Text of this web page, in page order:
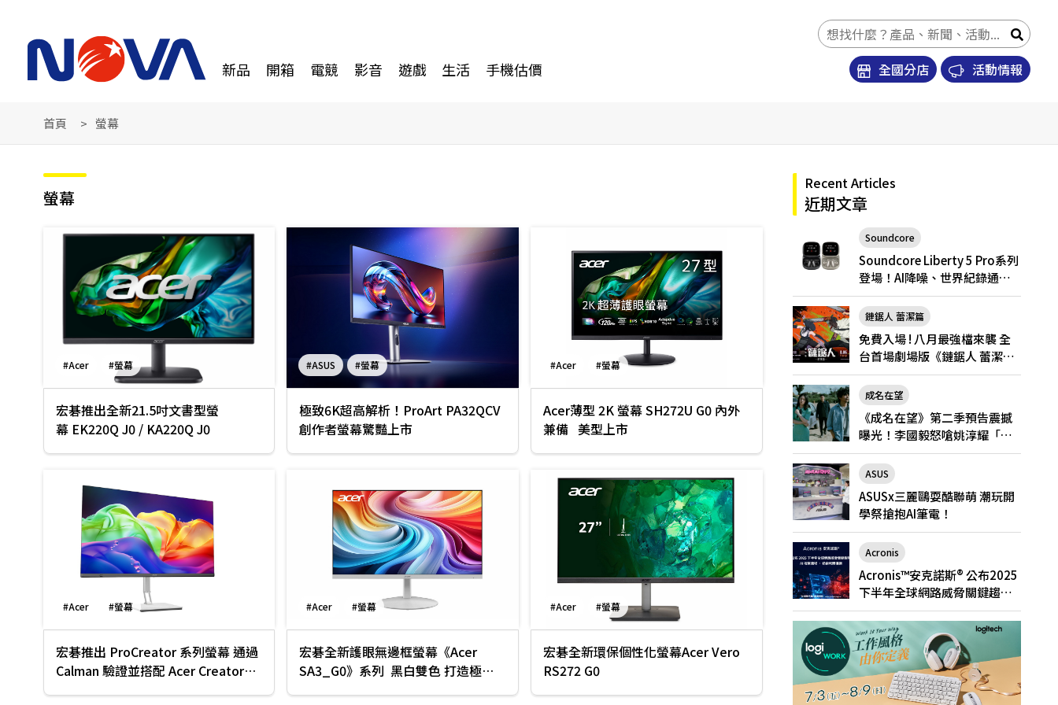
新品 開箱 電競 影音 遊戲 生活 手機估價 活動情報
全國分店
首頁 螢幕
螢幕
#Acer #螢幕
宏碁推出全新21.5吋文書型螢
幕 EK220Q J0 / KA220Q J0
#ASUS #螢幕
極致6K超高解析！ProArt PA32QCV
創作者螢幕驚豔上市
#Acer #螢幕
Acer薄型 2K 螢幕 SH272U G0 內外
兼備 美型上市
#Acer #螢幕
宏碁推出 ProCreator 系列螢幕 通過
Calman 驗證並搭配 Acer Creator
#Acer #螢幕
宏碁全新護眼無邊框螢幕《Acer
SA3_G0》系列 黑白雙色 打造極簡
#Acer #螢幕
宏碁全新環保個性化螢幕Acer Vero
RS272 G0
Recent Articles
近期文章
Soundcore
Soundcore Liberty 5 Pro
Soundcore Liberty 5 Pro系列
登場！AI降噪、世界紀錄通
話，Pro與Pro Max怎麼選？
鏈鋸人 蕾潔篇
免費入場 ! 八月最強檔來襲 全
台首場劇場版《鏈鋸人 蕾潔
篇》快閃店就在新光三越台北
南西一館8/6限定登場
成名在望
《成名在望》第二季預告震撼
曝光！李國毅怒嗆姚淳耀「當
邱家的狗」兄弟情決裂
ASUS
ASUSx三麗鷗耍酷聯萌 潮玩開
學祭搶抱AI筆電！
Acronis
Acronis™安克諾斯® 公布2025
下半年全球網路威脅關鍵趨
勢： AI 攻擊激增、勒索軟體猖
獗